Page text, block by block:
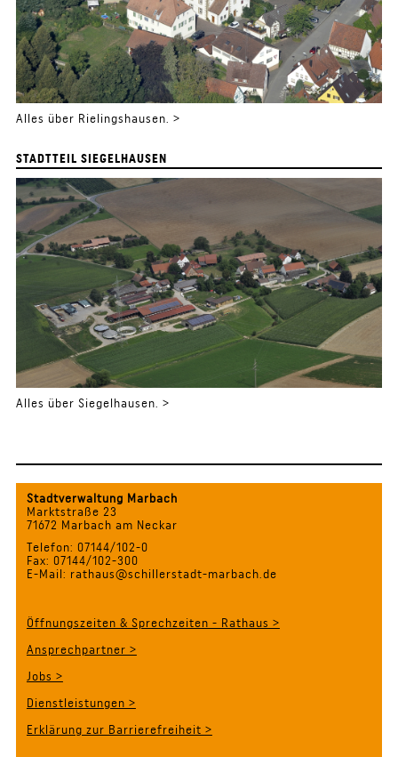
Alles über Rielingshausen. >
STADTTEIL SIEGELHAUSEN
Alles über Siegelhausen. >
Stadtverwaltung Marbach
Marktstraße 23
71672 Marbach am Neckar
Telefon: 07144/102-0
Fax: 07144/102-300
E-Mail: rathaus@schillerstadt-marbach.de
Öffnungszeiten & Sprechzeiten - Rathaus >
Ansprechpartner >
Jobs >
Dienstleistungen >
Erklärung zur Barrierefreiheit >